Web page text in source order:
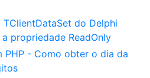
do Delphi
propriedade ReadOnly
PHP - Como obter o dia da